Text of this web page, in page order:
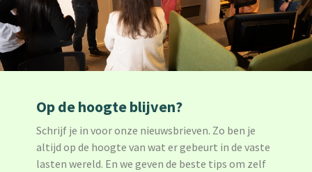
Op de hoogte blijven?
Schrijf je in voor onze nieuwsbrieven. Zo ben je
altijd op de hoogte van wat er gebeurt in de vaste
lasten wereld. En we geven de beste tips om zelf